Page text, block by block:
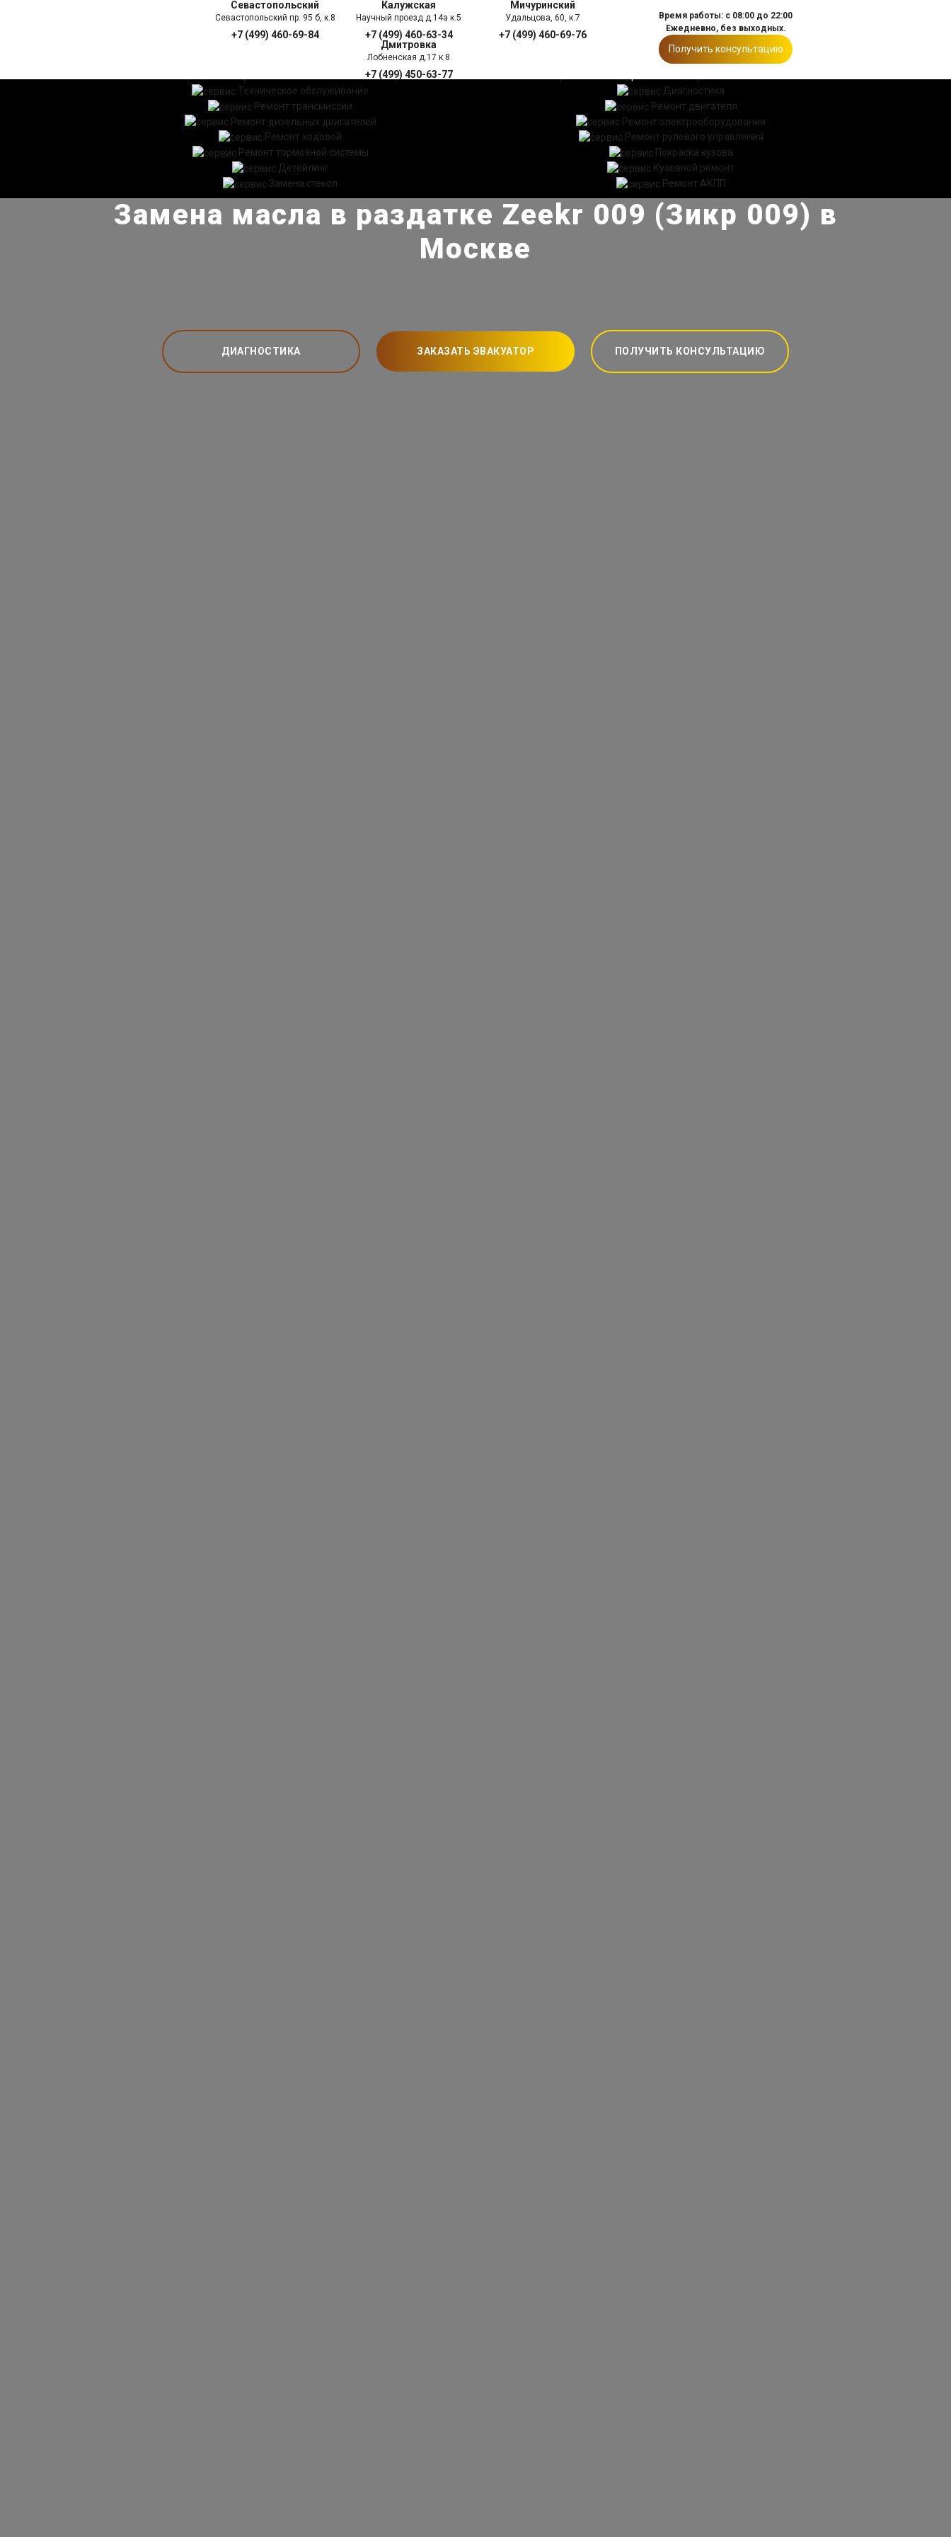
Севастопольский
Севастопольский пр. 95 б, к.8
+7 (499) 460-69-84
Калужская
Научный проезд д.14а к.5
+7 (499) 460-63-34
Мичуринский
Удальцова, 60, к.7
+7 (499) 460-69-76
Дмитровка
Лобненская д.17 к.8
+7 (499) 450-63-77
Время работы: с 08:00 до 22:00
Ежедневно, без выходных.
Получить консультацию
ПРАЙС ЛИСТ
Техническое обслуживание
Диагностика
Ремонт трансмиссии
Ремонт двигателя
Ремонт дизельных двигателей
Ремонт электрооборудования
Ремонт ходовой
Ремонт рулевого управления
Ремонт тормозной системы
Покраска кузова
Детейлинг
Кузовной ремонт
Замена стекол
Ремонт АКПП
Замена масла в раздатке Zeekr 009 (Зикр 009) в
Москве
ДИАГНОСТИКА ЗАКАЗАТЬ ЭВАКУАТОР ПОЛУЧИТЬ КОНСУЛЬТАЦИЮ